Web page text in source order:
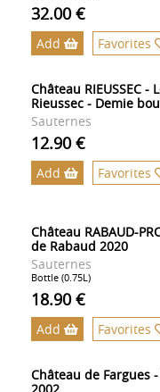
32.00 €
Add Favorites
Château RIEUSSEC -
Rieussec - Demie
Sauternes
12.90 €
Add Favorites
Château RABAUD-
de Rabaud 2020
Sauternes
Bottle (0.75L)
18.90 €
Add Favorites
Château de Fargues